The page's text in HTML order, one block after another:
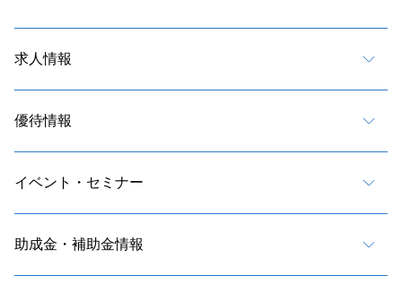
求人情報
優待情報
イベント・セミナー
助成金・補助金情報